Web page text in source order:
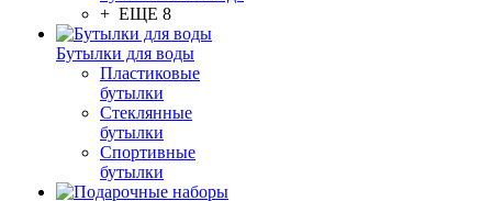
+ ЕЩЕ 8
Бутылки для воды
Пластиковые
бутылки
Стеклянные
бутылки
Спортивные
бутылки